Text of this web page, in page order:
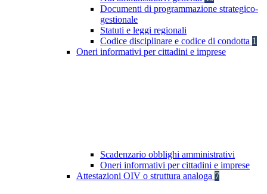
Documenti di programmazione strategico-
gestionale
Statuti e leggi regionali
Codice disciplinare e codice di condotta 1
Oneri informativi per cittadini e imprese
Scadenzario obblighi amministrativi
Oneri informativi per cittadini e imprese
Attestazioni OIV o struttura analoga 7